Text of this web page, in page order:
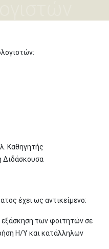
Καθηγητής
Διδάσκουσα
έχει ως αντικείμενο:
εξάσκηση των φοιτητών σε
Η/Υ και κατάλληλων